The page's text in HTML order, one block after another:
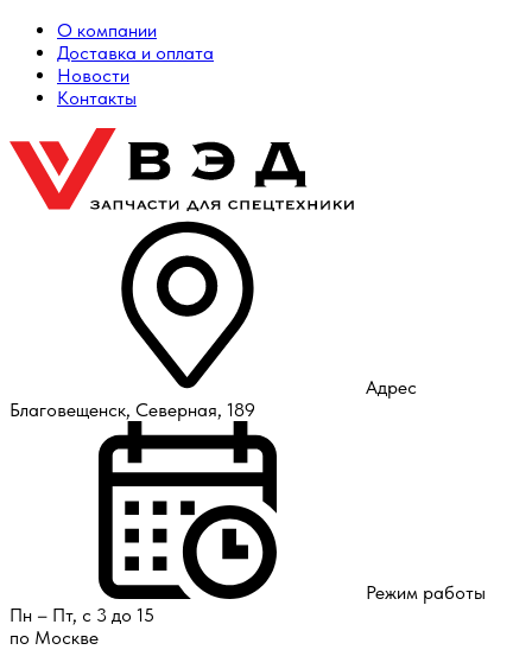
О компании
Доставка и оплата
Новости
Контакты
Адрес
Благовещенск, Северная, 189
Режим работы
Пн – Пт, с 3 до 15
по Москве